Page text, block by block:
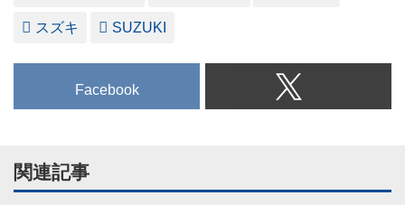
スズキ SUZUKI
Facebook
関連記事